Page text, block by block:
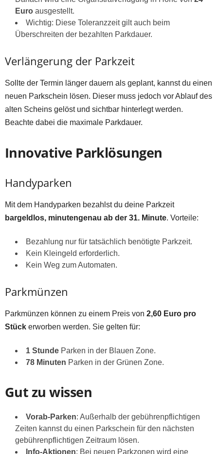
Euro ausgestellt.
Wichtig: Diese Toleranzzeit gilt auch beim
Überschreiten der bezahlten Parkdauer.
Verlängerung der Parkzeit
Sollte der Termin länger dauern als geplant, kannst du einen
neuen Parkschein lösen. Dieser muss jedoch vor Ablauf des
alten Scheins gelöst und sichtbar hinterlegt werden.
Beachte dabei die maximale Parkdauer.
Innovative Parklösungen
Handyparken
Mit dem Handyparken bezahlst du deine Parkzeit
bargeldlos, minutengenau ab der 31. Minute. Vorteile:
Bezahlung nur für tatsächlich benötigte Parkzeit.
Kein Kleingeld erforderlich.
Kein Weg zum Automaten.
Parkmünzen
Parkmünzen können zu einem Preis von 2,60 Euro pro
Stück erworben werden. Sie gelten für:
1 Stunde Parken in der Blauen Zone.
78 Minuten Parken in der Grünen Zone.
Gut zu wissen
Vorab-Parken: Außerhalb der gebührenpflichtigen
Zeiten kannst du einen Parkschein für den nächsten
gebührenpflichtigen Zeitraum lösen.
Info-Aktionen: Bei neuen Parkzonen wird eine